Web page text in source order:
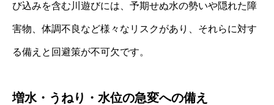
び込みを含む川遊びには、予期せぬ水の勢いや隠れた障
害物、体調不良など様々なリスクがあり、それらに対す
る備えと回避策が不可欠です。
増水・うねり・水位の急変への備え